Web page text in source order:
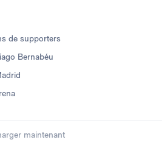
de supporters
Bernabéu
maintenant